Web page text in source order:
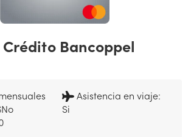
Bancoppel
Asistencia en viaje:
Si